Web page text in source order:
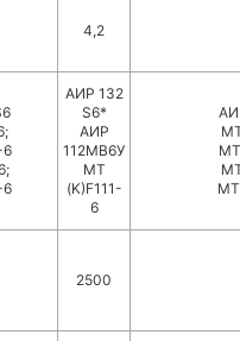
4,2
6
6
АИР 132
S6*
АИР
112МВ6У
MT
(K)F111-
6
2500